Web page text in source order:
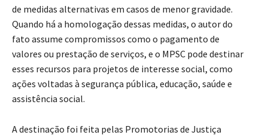
de medidas alternativas em casos de menor gravidade.
Quando há a homologação dessas medidas, o autor do
fato assume compromissos como o pagamento de
valores ou prestação de serviços, e o MPSC pode destinar
esses recursos para projetos de interesse social, como
ações voltadas à segurança pública, educação, saúde e
assistência social.
A destinação foi feita pelas Promotorias de Justiça